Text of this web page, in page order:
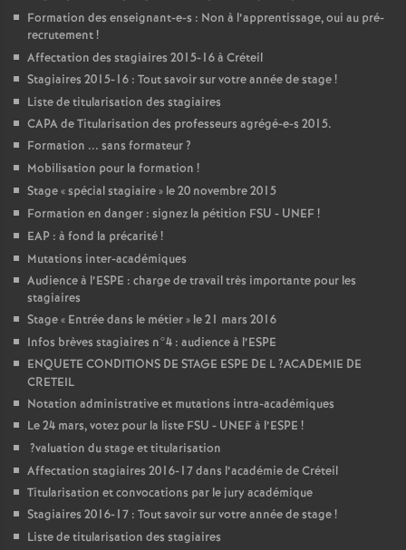
Formation des enseignant-e-s : Non à l’apprentissage, oui au pré-
recrutement!
Affectation des stagiaires 2015-16 à Créteil
Stagiaires 2015-16 : Tout savoir sur votre année de stage!
Liste de titularisation des stagiaires
CAPAde Titularisation des professeurs agrégé-e-s 2015.
Formation ... sans formateur?
Mobilisation pour la formation !
Stage «spécial stagiaire» le 20 novembre 2015
Formation en danger : signez la pétition FSU - UNEF!
EAP : à fond la précarité!
Mutations inter-académiques
Audience à l’ESPE : charge de travail très importante pour les
stagiaires
Stage « Entrée dans le métier» le 21 mars 2016
Infos brèves stagiaires n°4 : audience à l’ESPE
ENQUETE CONDITIONS DE STAGE ESPE DE L?ACADEMIE DE
CRETEIL
Notation administrative et mutations intra-académiques
Le 24 mars, votez pour la liste FSU - UNEFà l’ESPE !
?valuation du stage et titularisation
Affectation stagiaires 2016-17 dans l’académie de Créteil
Titularisation et convocations par le jury académique
Stagiaires 2016-17 : Tout savoir sur votre année de stage!
Liste de titularisation des stagiaires